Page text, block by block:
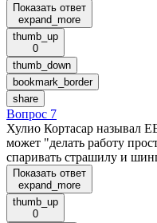
Показать ответ
expand_more
thumb_up
0
thumb_down
bookmark_border
share
Вопрос 7
Хулио Кортасар называл
может "делать работу
спаривать страшилу и
Показать ответ
expand_more
thumb_up
0